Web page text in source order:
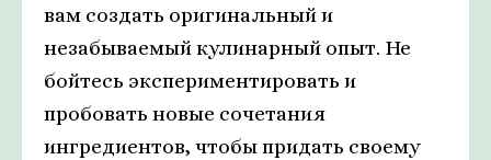
вам создать оригинальный и
незабываемый кулинарный опыт. Не
бойтесь экспериментировать и
пробовать новые сочетания
ингредиентов, чтобы придать своему